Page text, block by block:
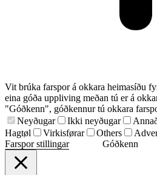
Vit brúka farspor á okkara heimasíðu
eina góða uppliving meðan tú er á
"Góðkenn", góðkennur tú okkara
Neyðugar
Ikki neyðugar
Hagtøl
Virkisførar Others
Farspor stillingar
Góðkenn